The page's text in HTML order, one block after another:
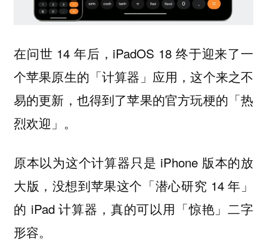
在问世 14 年后，iPadOS 18 终于迎来了一
个苹果原生的「计算器」应用，这个来之不
易的更新，也得到了苹果的官方玩梗的「热
烈欢迎」。
原本以为这个计算器只是 iPhone 版本的放
大版，没想到苹果这个「潜心研究 14 年」
的 iPad 计算器，真的可以用「惊艳」二字
形容。